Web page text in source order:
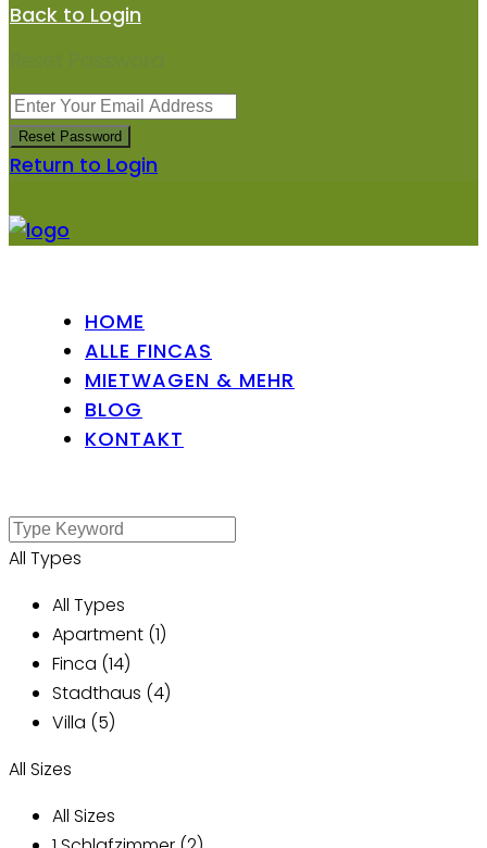
Back to Login
Reset Password
Reset Password
Return to Login
HOME
ALLE FINCAS
MIETWAGEN & MEHR
BLOG
KONTAKT
All Types
All Types
Apartment (1)
Finca (14)
Stadthaus (4)
Villa (5)
All Sizes
All Sizes